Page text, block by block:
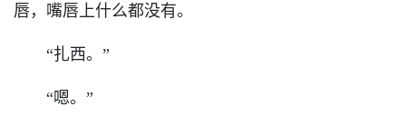
唇，嘴唇上什么都没有。
“扎西。”
“嗯。”